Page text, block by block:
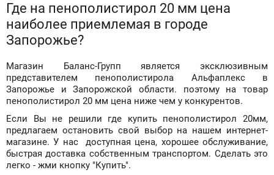
Где на пенополистирол 20 мм цена
наиболее приемлемая в городе
Запорожье?
Магазин Баланс-Групп является эксклюзивным
представителем пенополистирола Альфаплекс в
Запорожье и Запорожской области. поэтому на товар
пенополистирол 20 мм цена ниже чем у конкурентов.
Если Вы не решили где купить пенополистирол 20мм,
предлагаем остановить свой выбор на нашем интернет-
магазине. У нас доступная цена, хорошее обслуживание,
быстрая доставка собственным транспортом. Сделать это
легко - жми кнопку "Купить".